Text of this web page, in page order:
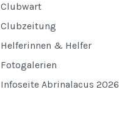
Clubwart
Clubzeitung
Helferinnen & Helfer
Fotogalerien
Infoseite Abrinalacus 2026